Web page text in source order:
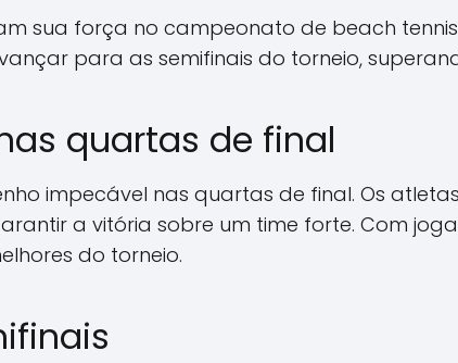
sua força no campeonato de beach
para as semifinais do torneio,
quartas de final
impecável nas quartas de final. Os
a vitória sobre um time forte. Com
do torneio.